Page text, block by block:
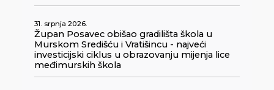
31. srpnja 2026.
Župan Posavec obišao gradilišta škola u
Murskom Središću i Vratišincu - najveći
investicijski ciklus u obrazovanju mijenja lice
međimurskih škola